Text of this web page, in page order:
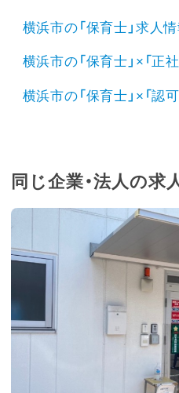
横浜市の「保育士」求人情
横浜市の「保育士」×「正
横浜市の「保育士」×「認
同じ企業・法人の求